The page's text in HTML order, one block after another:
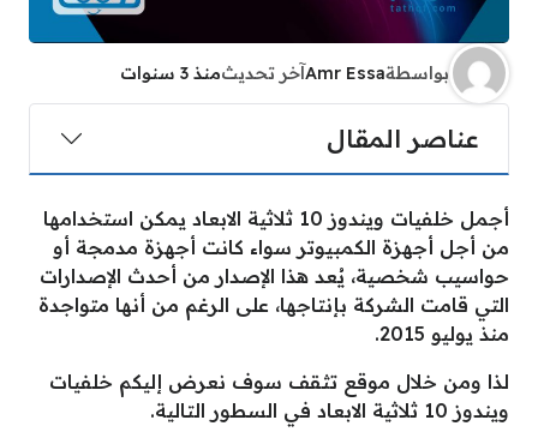
بواسطةAmr Essaآخر تحديثمنذ 3 سنوات
عناصر المقال
أجمل خلفيات ويندوز 10 ثلاثية الابعاد يمكن استخدامها
من أجل أجهزة الكمبيوتر سواء كانت أجهزة مدمجة أو
حواسيب شخصية، يُعد هذا الإصدار من أحدث الإصدارات
التي قامت الشركة بإنتاجها، على الرغم من أنها متواجدة
منذ يوليو 2015.
لذا ومن خلال موقع تثقف سوف نعرض إليكم خلفيات
ويندوز 10 ثلاثية الابعاد في السطور التالية.